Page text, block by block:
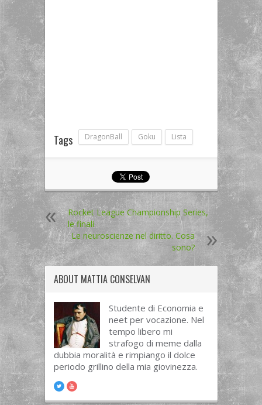
Tags DragonBall Goku Lista
Rocket League Championship Series,
le finali
Le neuroscienze nel diritto. Cosa
sono?
ABOUT MATTIA CONSELVAN
Studente di Economia e
neet per vocazione. Nel
tempo libero mi
strafogo di meme dalla
dubbia moralità e rimpiango il dolce
periodo grillino della mia giovinezza.